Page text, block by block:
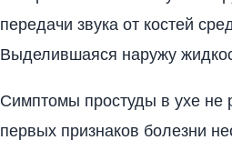
передачи звука от костей
Выделившаяся наружу
Симптомы простуды в ухе не
первых признаков болезни